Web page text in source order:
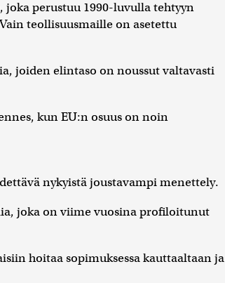
perustuu 1990-luvulla tehtyyn
teollisuusmaille on asetettu
joiden elintaso on noussut valtavasti
kun EU:n osuus on noin
nykyistä joustavampi menettely.
joka on viime vuosina profiloitunut
hoitaa sopimuksessa kauttaaltaan ja